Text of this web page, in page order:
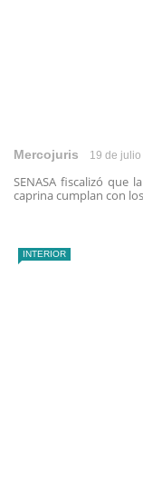
Mercojuris 19 de
SENASA fiscalizó que
caprina cumplan con
INTERIOR